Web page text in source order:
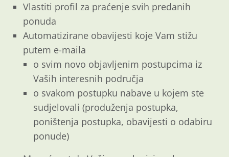
Vlastiti profil za praćenje svih predanih
ponuda
Automatizirane obavijesti koje Vam stižu
putem e-maila
o svim novo objavljenim postupcima iz
Vaših interesnih područja
o svakom postupku nabave u kojem ste
sudjelovali (produženja postupka,
poništenja postupka, obavijesti o odabiru
ponude)